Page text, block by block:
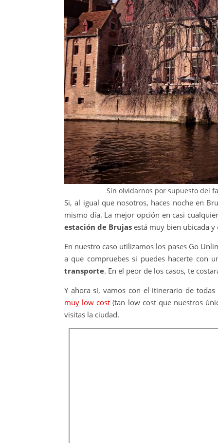
Sin olvidarnos por supuesto del
Si, al igual que nosotros, haces noche en
mismo día. La mejor opción en casi
estación de Brujas está muy bien ubicada
En nuestro caso utilizamos los pases Go
a que compruebes si puedes hacerte con
transporte. En el peor de los casos, te
Y ahora sí, vamos con el itinerario de
muy low cost (tan low cost que nuestros
visitas la ciudad.